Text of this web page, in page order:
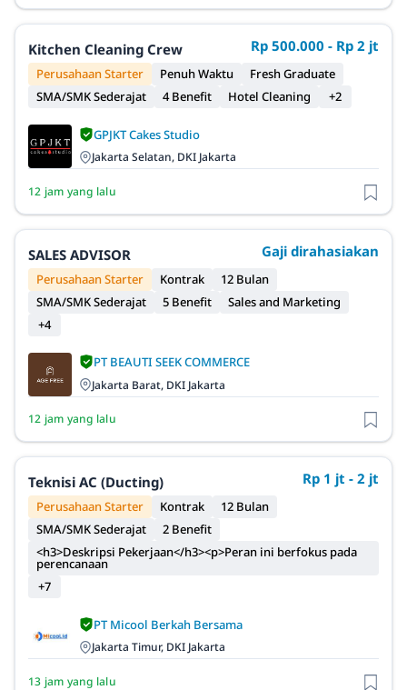
Kitchen Cleaning Crew Rp 500.000 - Rp 2 jt
Perusahaan Starter Penuh Waktu
Fresh Graduate
SMA/SMK Sederajat
4 Benefit Hotel Cleaning +2
GPJKT Cakes Studio
Jakarta Selatan, DKI Jakarta
12 jam yang lalu
SALES ADVISOR Gaji dirahasiakan
Perusahaan Starter Kontrak
12 Bulan
SMA/SMK Sederajat
5 Benefit
Sales and Marketing
+4
PT BEAUTI SEEK COMMERCE
Jakarta Barat, DKI Jakarta
12 jam yang lalu
Teknisi AC (Ducting) Rp 1 jt - 2 jt
Perusahaan Starter Kontrak
12 Bulan
SMA/SMK Sederajat
2 Benefit
<h3>Deskripsi Pekerjaan</h3><p>Peran ini berfokus pada
perencanaan
+7
PT Micool Berkah Bersama
Jakarta Timur, DKI Jakarta
13 jam yang lalu